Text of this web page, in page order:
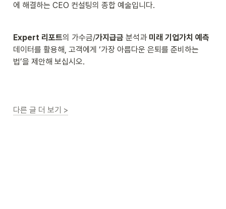
에 해결하는 CEO 컨설팅의 종합 예술입니다.
Expert 리포트의 가수금/가지급금 분석과 미래 기업가치 예측
데이터를 활용해, 고객에게 ‘가장 아름다운 은퇴를 준비하는
법’을 제안해 보십시오.
다른 글 더 보기 >